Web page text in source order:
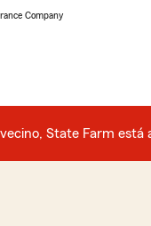
Company
State Farm está